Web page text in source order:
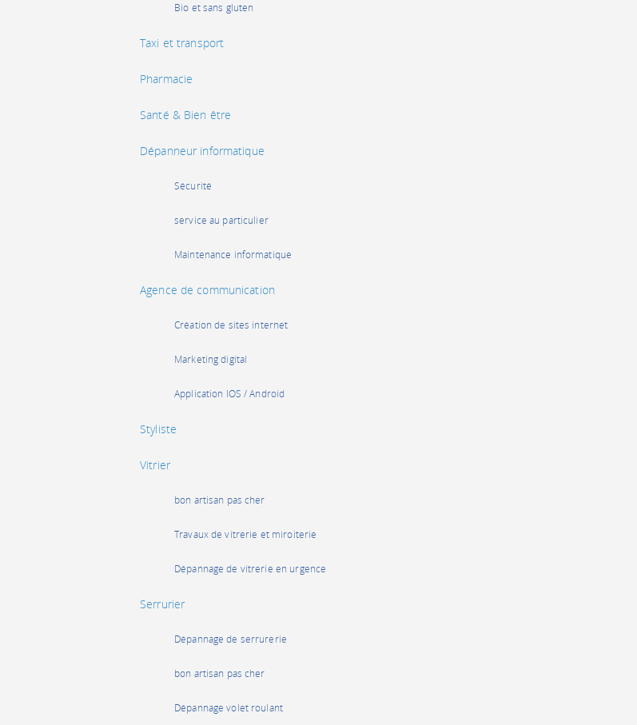
Bio et sans gluten
Taxi et transport
Pharmacie
Santé & Bien être
Dépanneur informatique
Sécurité
service au particulier
Maintenance informatique
Agence de communication
Création de sites internet
Marketing digital
Application IOS / Android
Styliste
Vitrier
bon artisan pas cher
Travaux de vitrerie et miroiterie
Dépannage de vitrerie en urgence
Serrurier
Dépannage de serrurerie
bon artisan pas cher
Dépannage volet roulant